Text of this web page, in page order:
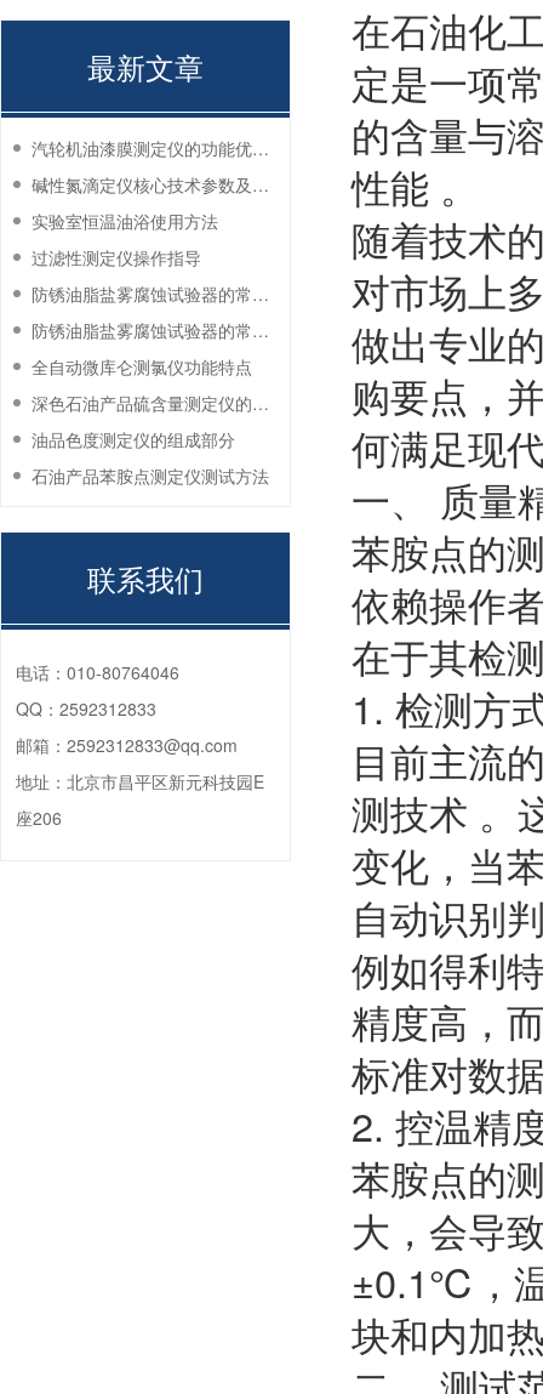
在石油化
定是一项
的含量与
性能 。
随着技术
对市场上
做出专业
购要点，
何满足现
一、 质量
苯胺点的
依赖操作
在于其检
1. 检测方
目前主流
测技术 。
变化，当
自动识别
例如得利
精度高，
标准对数
2. 控温精
苯胺点的
大，会导
±0.1℃，
块和内加
最新文章
汽轮机油漆膜测定仪的功能优势有哪些？
碱性氮滴定仪核心技术参数及应用说明
实验室恒温油浴使用方法
过滤性测定仪操作指导
防锈油脂盐雾腐蚀试验器的常见故障与解决方法
防锈油脂盐雾腐蚀试验器的常见故障与解决方法
全自动微库仑测氯仪功能特点
深色石油产品硫含量测定仪的工作环境要求
油品色度测定仪的组成部分
石油产品苯胺点测定仪测试方法
联系我们
电话： 010-80764046
QQ： 2592312833
邮箱： 2592312833@qq.com
地址： 北京市昌平区新元科技园E
座206